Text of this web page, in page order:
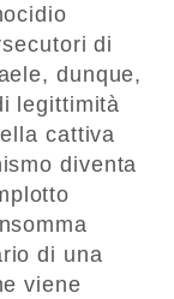
di
dunque,
legittimità
cattiva
diventa
di una
viene